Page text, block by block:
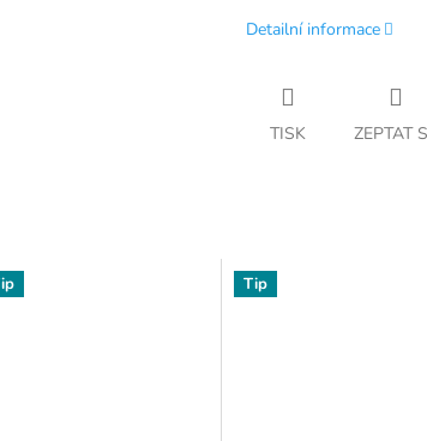
Detailní informace
TISK ZEPTAT
Tip